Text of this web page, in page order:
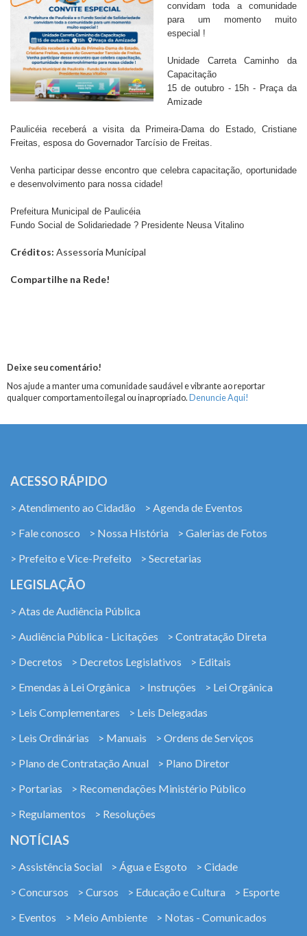
convidam toda a comunidade
para um momento muito
especial !
Unidade Carreta Caminho da
Capacitação
15 de outubro - 15h - Praça da
Amizade
Paulicéia receberá a visita da Primeira-Dama do Estado, Cristiane
Freitas, esposa do Governador Tarcísio de Freitas.
Venha participar desse encontro que celebra capacitação, oportunidade
e desenvolvimento para nossa cidade!
Prefeitura Municipal de Paulicéia
Fundo Social de Solidariedade ? Presidente Neusa Vitalino
Créditos: Assessoria Municipal
Compartilhe na Rede!
Deixe seu comentário!
Nos ajude a manter uma comunidade saudável e vibrante ao reportar
qualquer comportamento ilegal ou inapropriado. Denuncie Aqui!
ACESSO RÁPIDO
> Atendimento ao Cidadão
> Agenda de Eventos
> Fale conosco
> Nossa História
> Galerias de Fotos
> Prefeito e Vice-Prefeito
> Secretarias
LEGISLAÇÃO
> Atas de Audiência Pública
> Audiência Pública - Licitações
> Contratação Direta
> Decretos
> Decretos Legislativos
> Editais
> Emendas à Lei Orgânica
> Instruções
> Lei Orgânica
> Leis Complementares
> Leis Delegadas
> Leis Ordinárias
> Manuais
> Ordens de Serviços
> Plano de Contratação Anual
> Plano Diretor
> Portarias
> Recomendações Ministério Público
> Regulamentos
> Resoluções
NOTÍCIAS
> Assistência Social > Água e Esgoto
> Cidade
> Concursos
> Cursos > Educação e Cultura
> Esporte
> Eventos
> Meio Ambiente
> Notas - Comunicados